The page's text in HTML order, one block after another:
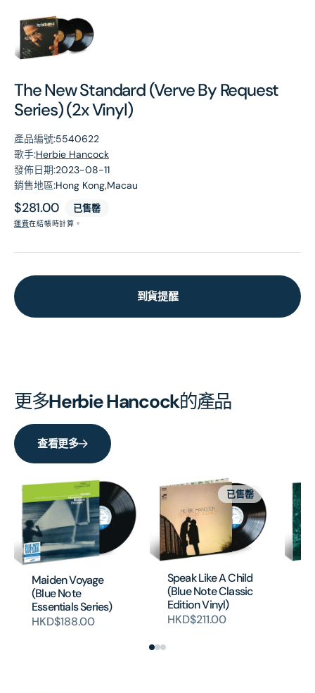
The New Standard (Verve By Request
Series) (2x Vinyl)
產品編號:5540622
歌手:Herbie Hancock
發佈日期:2023-08-11
銷售地區:Hong Kong,Macau
原
價
$281.00 已售罄
運費在結帳時計算。
到貨提醒
更多Herbie Hancock的產品
查看更多
Maiden Voyage
(Blue Note
Essentials Series)
HKD$188.00
Speak Like A Child
(Blue Note Classic
Edition Vinyl)
HKD$211.00
已售罄